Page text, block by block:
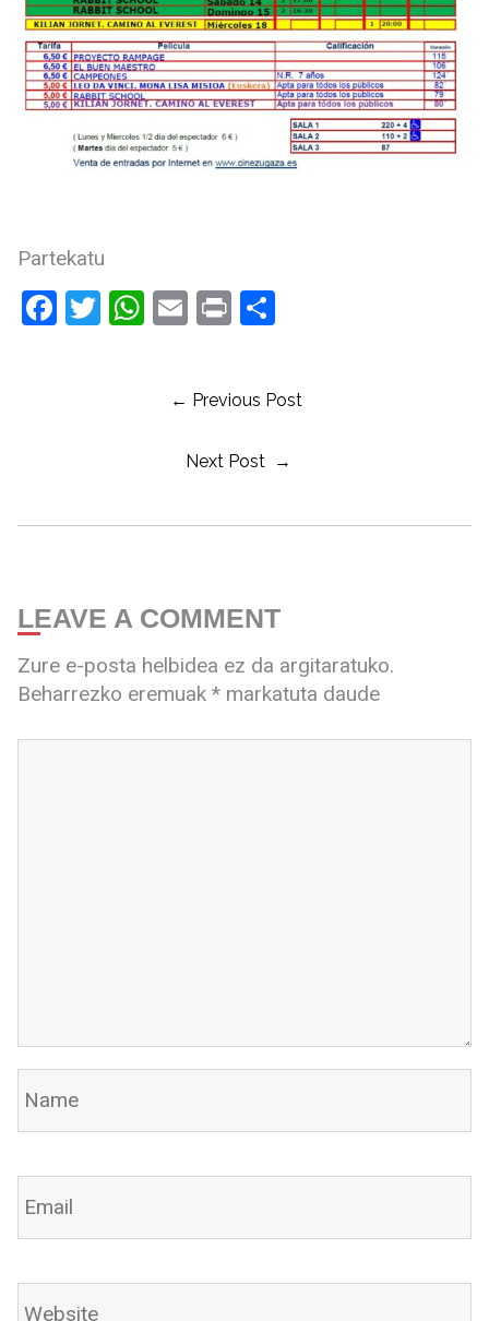
Partekatu
Facebook
TwitterWhatsApp
EmailPrint
← Previous Post
Next Post →
LEAVE A COMMENT
Zure e-posta helbidea ez da argitaratuko.
Beharrezko eremuak *markatuta daude